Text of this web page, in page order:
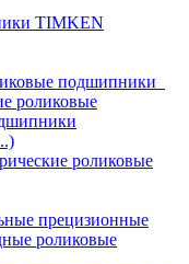
TIMKEN
подшипники
роликовые
роликовые
прецизионные
роликовые